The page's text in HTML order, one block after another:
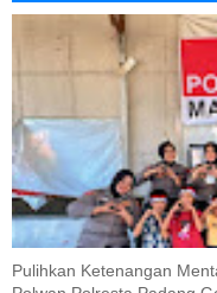
Pulihkan Ketenangan